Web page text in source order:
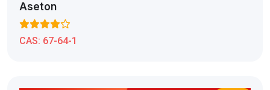
Aseton
CAS: 67-64-1